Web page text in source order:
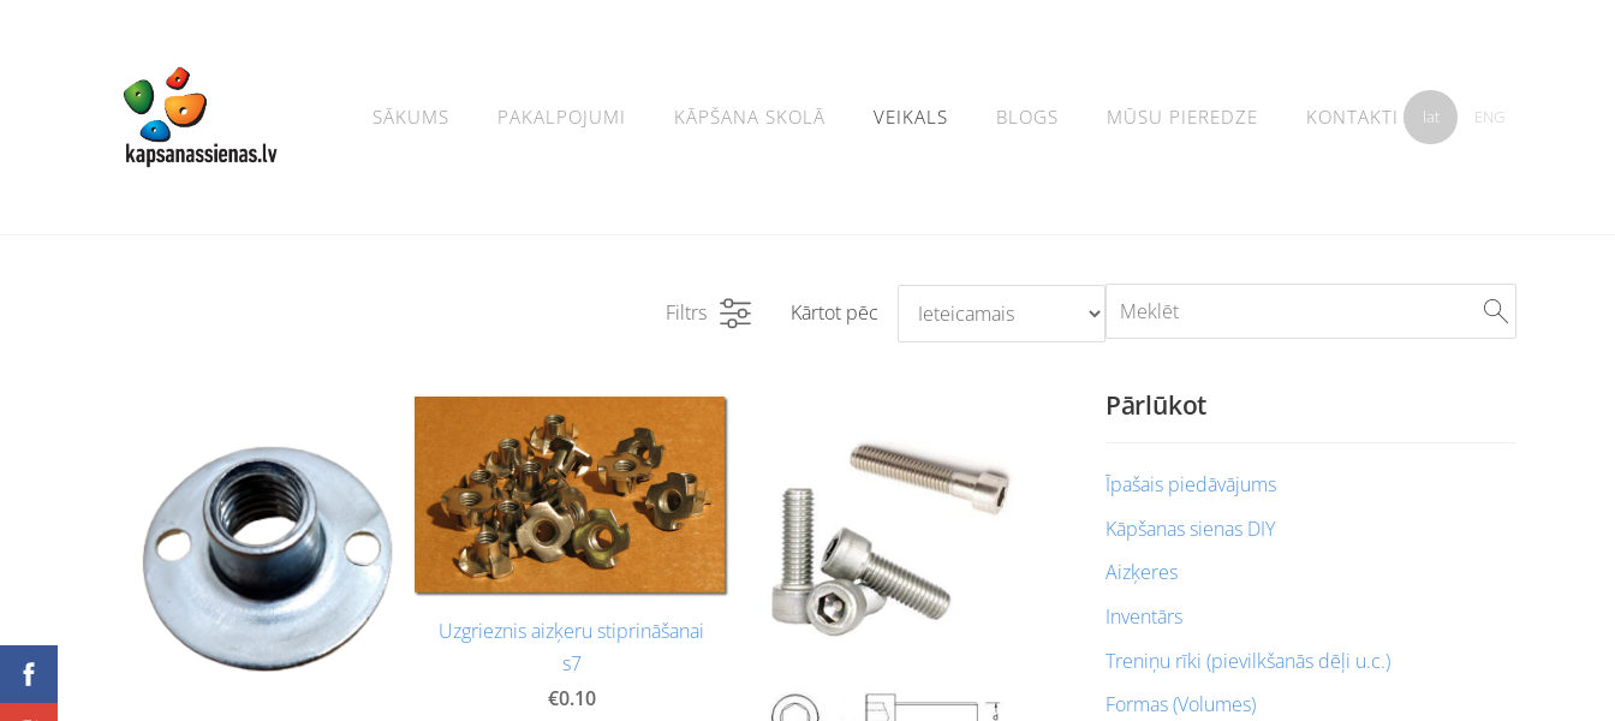
SĀKUMS PAKALPOJUMI KĀPŠANA SKOLĀ VEIKALS BLOGS MŪSU PIEREDZE KONTAKTI lat ENG
Pārlūkot
Īpašais piedāvājums
Kāpšanas sienas DIY
Aizķeres
Inventārs
Treniņu rīki (pievilkšanās dēļi u.c.)
Formas (Volumes)
Filtrs Kārtot pēc
Uzgrieznis aizķeru stiprināšanai
s7
€0.10